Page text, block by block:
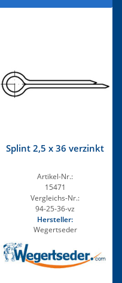
Splint 2,5 x 36 verzinkt
Artikel-Nr.:
15471
Vergleichs-Nr.:
94-25-36-vz
Hersteller:
Wegertseder